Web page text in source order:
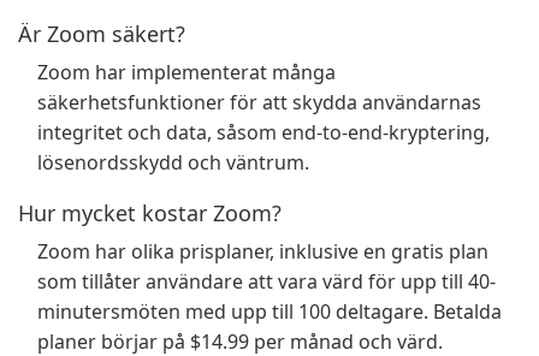
Är Zoom säkert?
Zoom har implementerat många
säkerhetsfunktioner för att skydda användarnas
integritet och data, såsom end-to-end-kryptering,
lösenordsskydd och väntrum.
Hur mycket kostar Zoom?
Zoom har olika prisplaner, inklusive en gratis plan
som tillåter användare att vara värd för upp till 40-
minutersmöten med upp till 100 deltagare. Betalda
planer börjar på $14.99 per månad och värd.